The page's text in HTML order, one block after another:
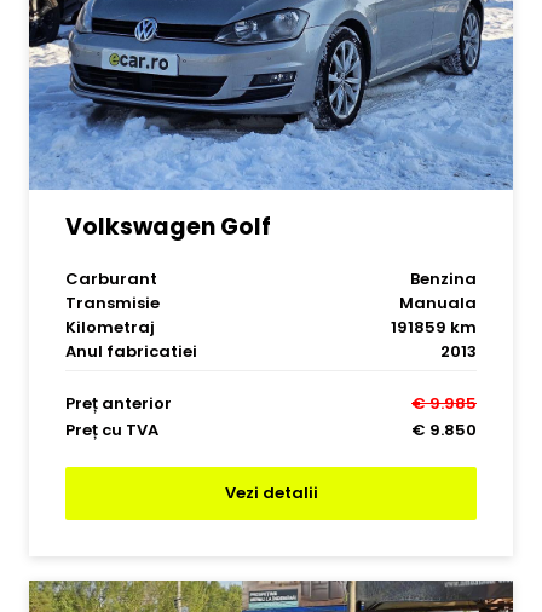
Volkswagen Golf
Carburant
Benzina
Transmisie
Manuala
Kilometraj
191859 km
Anul fabricatiei
2013
Preț anterior
€ 9.985
Preț cu TVA
€ 9.850
Vezi detalii